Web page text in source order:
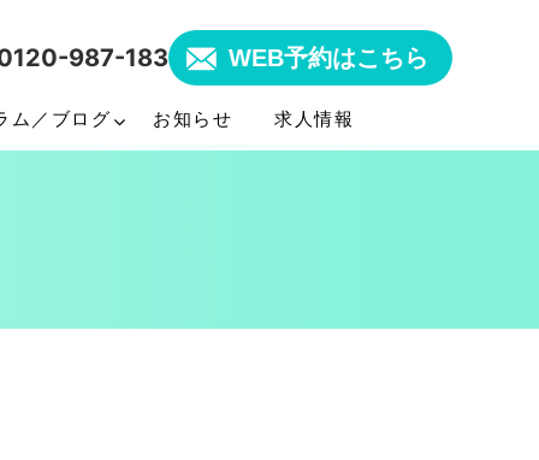
987-183 WEB予約はこちら
ム／ブログ お知らせ 求人情報